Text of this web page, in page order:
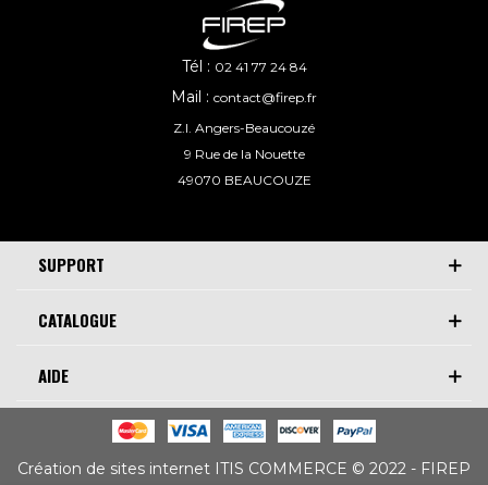
AIDE
CATALOGUE
SUPPORT
Tél : 02 41 77 24 84
Mail : contact@firep.fr
Z.I. Angers-Beaucouzé
9 Rue de la Nouette
49070 BEAUCOUZE
Création de sites internet ITIS COMMERCE © 2022 - FIREP